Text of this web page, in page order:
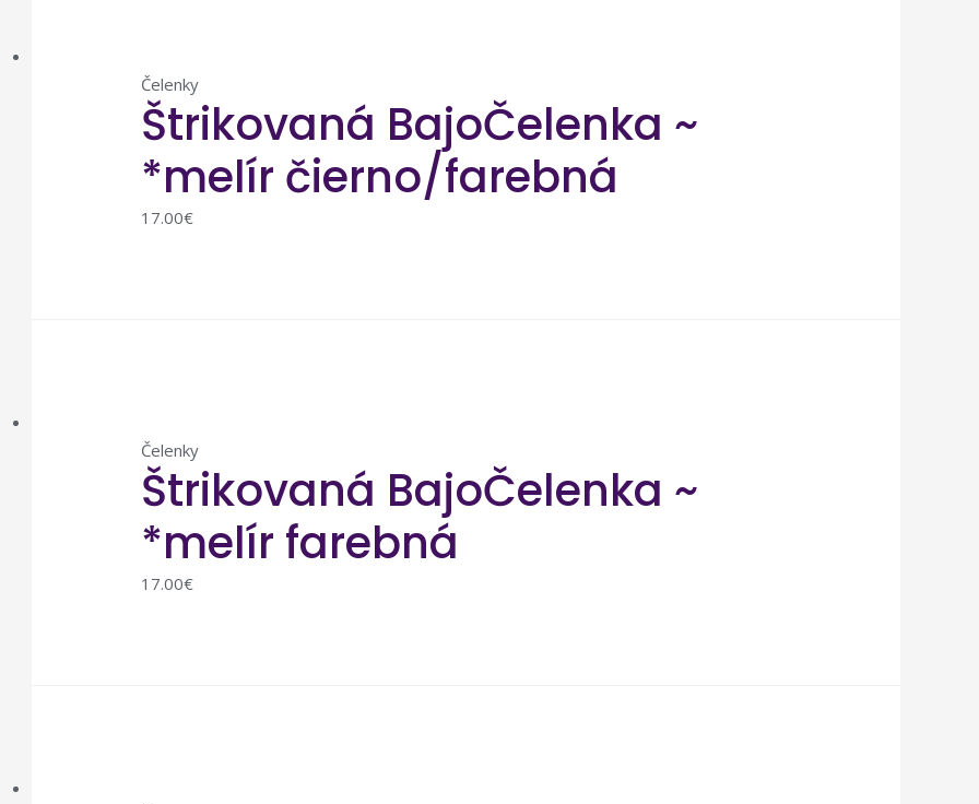
Čelenky
Štrikovaná BajoČelenka ~
*melír čierno/farebná
17.00€
Čelenky
Štrikovaná BajoČelenka ~
*melír farebná
17.00€